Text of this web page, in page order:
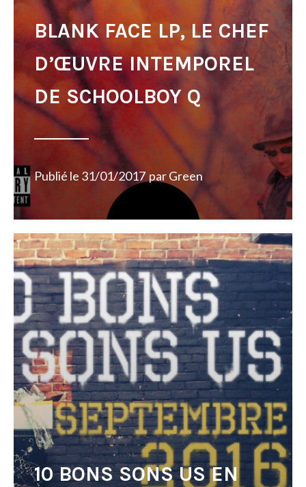
BLANK FACE LP, LE CHEF
D’ŒUVRE INTEMPOREL
DE SCHOOLBOY Q
Publié le 31/01/2017 parGreen
10 BONS SONS US EN